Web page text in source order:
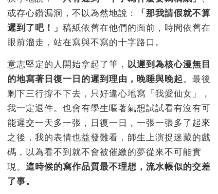
或存心鑽漏洞，不以為然地說：
「那我請假就不算
遲到了吧！」 稿紙依舊在他們的面前，時間依舊在
眼前溜走，站在寫與不寫的十字路口。
意志堅定的人開始拿起了筆， 以遲到為核心漫無目
的地寫著日復一日的遲到理由，晚睡與晚起。最後
剩下三行撐不下去，只好違心地寫「我愛仙女」，
我一定退件。也會有學生嘔著氣想試試看有沒有可
能遲交一天多一張，日復一日，一張一張多了起來
之後，我的表情也益發難看，師生上演捉迷藏的戲
碼，以為看不到就不會被催繳的夢從來不可能實
現。 這時候的寫作品質最不理想，流水帳似的交差
了事。